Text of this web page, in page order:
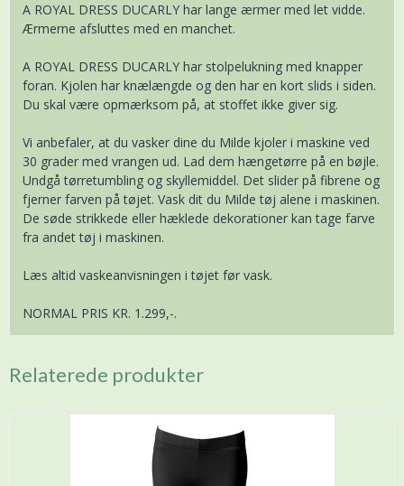
A ROYAL DRESS DUCARLY har lange ærmer med let vidde.
Ærmerne afsluttes med en manchet.
A ROYAL DRESS DUCARLY har stolpelukning med knapper
foran. Kjolen har knælængde og den har en kort slids i siden.
Du skal være opmærksom på, at stoffet ikke giver sig.
Vi anbefaler, at du vasker dine du Milde kjoler i maskine ved
30 grader med vrangen ud. Lad dem hængetørre på en bøjle.
Undgå tørretumbling og skyllemiddel. Det slider på fibrene og
fjerner farven på tøjet. Vask dit du Milde tøj alene i maskinen.
De søde strikkede eller hæklede dekorationer kan tage farve
fra andet tøj i maskinen.
Læs altid vaskeanvisningen i tøjet før vask.
NORMAL PRIS KR. 1.299,-.
Relaterede produkter